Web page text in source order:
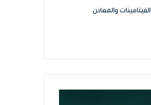
الفيتامينات والمعادن